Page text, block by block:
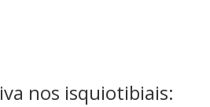
nos isquiotibiais: